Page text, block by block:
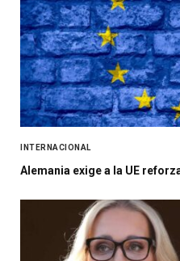
INTERNACIONAL
Alemania exige a la UE